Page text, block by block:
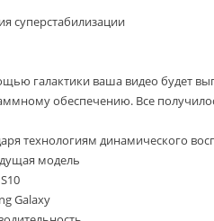
суперстабилизации
галактики ваша видео будет
обеспечению. Все
технологиям динамического
модель
Galaxy